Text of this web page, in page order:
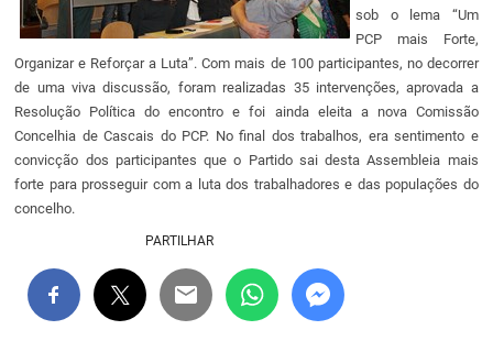
sob o lema “Um
PCP mais Forte,
Organizar e Reforçar a Luta”. Com mais de 100 participantes, no decorrer
de uma viva discussão, foram realizadas 35 intervenções, aprovada a
Resolução Política do encontro e foi ainda eleita a nova Comissão
Concelhia de Cascais do PCP. No final dos trabalhos, era sentimento e
convicção dos participantes que o Partido sai desta Assembleia mais
forte para prosseguir com a luta dos trabalhadores e das populações do
concelho.
PARTILHAR